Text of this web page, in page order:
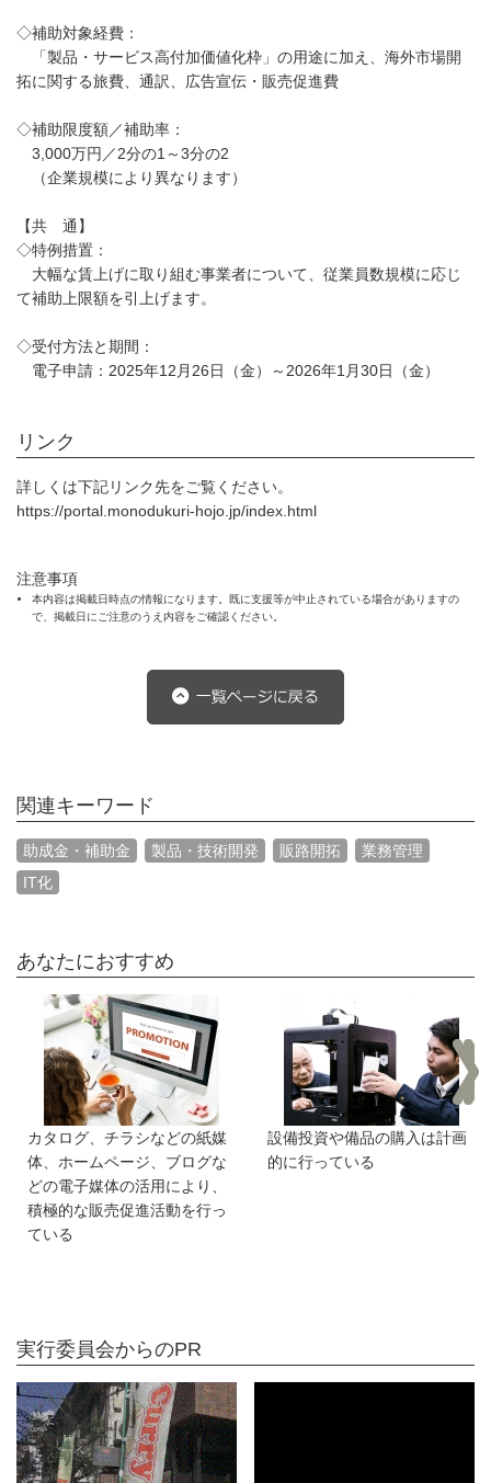
◇補助対象経費：
「製品・サービス高付加価値化枠」の用途に加え、海外市場開
拓に関する旅費、通訳、広告宣伝・販売促進費
◇補助限度額／補助率：
3,000万円／2分の1～3分の2
（企業規模により異なります）
【共 通】
◇特例措置：
大幅な賃上げに取り組む事業者について、従業員数規模に応じ
て補助上限額を引上げます。
◇受付方法と期間：
電子申請：2025年12月26日（金）～2026年1月30日（金）
リンク
詳しくは下記リンク先をご覧ください。
https://portal.monodukuri-hojo.jp/index.html
注意事項
本内容は掲載日時点の情報になります。既に支援等が中止されている場合がありますの
で、掲載日にご注意のうえ内容をご確認ください。
関連キーワード
助成金・補助金 製品・技術開発 販路開拓
業務管理
IT化
あなたにおすすめ
カタログ、チラシなどの紙媒
体、ホームページ、ブログな
どの電子媒体の活用により、
積極的な販売促進活動を行っ
ている
設備投資や備品の購入は計画
的に行っている
実行委員会からのPR